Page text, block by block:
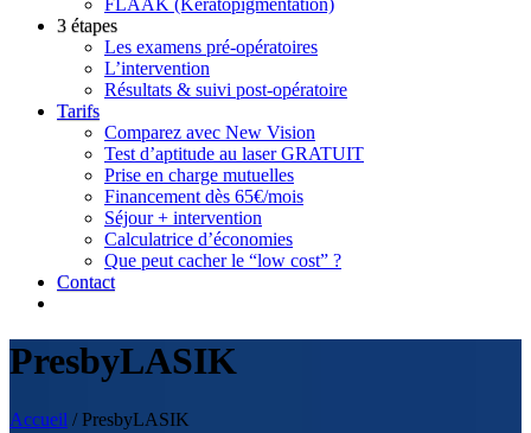
FLAAK (Kératopigmentation)
3 étapes
Les examens pré-opératoires
L’intervention
Résultats & suivi post-opératoire
Tarifs
Comparez avec New Vision
Test d’aptitude au laser GRATUIT
Prise en charge mutuelles
Financement dès 65€/mois
Séjour + intervention
Calculatrice d’économies
Que peut cacher le “low cost” ?
Contact
PresbyLASIK
Accueil /PresbyLASIK